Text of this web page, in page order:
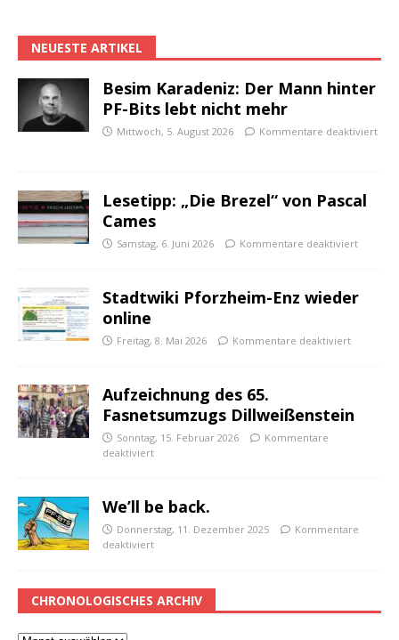
NEUESTE ARTIKEL
Besim Karadeniz: Der Mann hinter
PF-Bits lebt nicht mehr
Mittwoch, 5. August 2026 Kommentare deaktiviert
Lesetipp: „Die Brezel“ von Pascal
Cames
Samstag, 6. Juni 2026 Kommentare deaktiviert
Stadtwiki Pforzheim-Enz wieder
online
Freitag, 8. Mai 2026 Kommentare deaktiviert
Aufzeichnung des 65.
Fasnetsumzugs Dillweißenstein
Sonntag, 15. Februar 2026
Kommentare
deaktiviert
We’ll be back.
Donnerstag, 11. Dezember 2025
Kommentare
deaktiviert
CHRONOLOGISCHES ARCHIV